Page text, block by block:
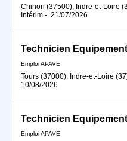
Chinon (37500), Indre-et-Loire
Intérim - 21/07/2026
Emploi APAVE
Tours (37000), Indre-et-Loire
10/08/2026
Emploi APAVE